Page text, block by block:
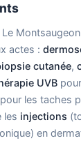
actes :
cutanée,
UVB
pour les taches
les injections
en